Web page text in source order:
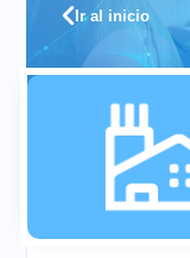
Ir al inicio